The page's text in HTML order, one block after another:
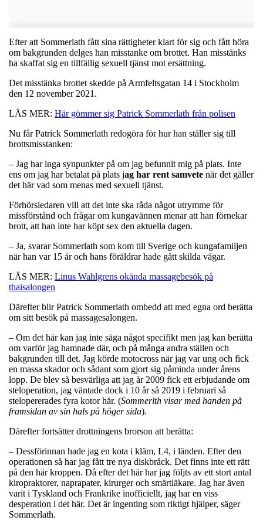
Efter att Sommerlath fått sina rättigheter klart för sig och fått höra
om bakgrunden delges han misstanke om brottet. Han misstänks
ha skaffat sig en tillfällig sexuell tjänst mot ersättning.
Det misstänka brottet skedde på Armfeltsgatan 14 i Stockholm
den 12 november 2021.
LÄS MER: Här gömmer sig Patrick Sommerlath från polisen
Nu får Patrick Sommerlath redogöra för hur han ställer sig till
brottsmisstanken:
– Jag har inga synpunkter på om jag befunnit mig på plats. Inte
ens om jag har betalat på plats jag har rent samvete när det gäller
det här vad som menas med sexuell tjänst.
Förhörsledaren vill att det inte ska råda något utrymme för
missförstånd och frågar om kungavännen menar att han förnekar
brott, att han inte har köpt sex den aktuella dagen.
– Ja, svarar Sommerlath som kom till Sverige och kungafamiljen
när han var 15 år och hans föräldrar hade gått skilda vägar.
LÄS MER: Linus Wahlgrens okända massagebesök på
thaisalongen
Därefter blir Patrick Sommerlath ombedd att med egna ord berätta
om sitt besök på massagesalongen.
– Om det här kan jag inte säga något specifikt men jag kan berätta
om varför jag hamnade där, och på många andra ställen och
bakgrunden till det. Jag körde motocross när jag var ung och fick
en massa skador och sådant som gjort sig påminda under årens
lopp. De blev så besvärliga att jag år 2009 fick ett erbjudande om
steloperation, jag väntade dock i 10 år så 2019 i februari så
stelopererades fyra kotor här. (Sommerlth visar med handen på
framsidan av sin hals på höger sida).
Därefter fortsätter drottningens brorson att berätta:
– Dessförinnan hade jag en kota i kläm, L4, i länden. Efter den
operationen så har jag fått tre nya diskbråck. Det finns inte ett rätt
på den här kroppen. Då efter det här har jag följts av ett stort antal
kiropraktorer, naprapater, kirurger och smärtläkare. Jag har även
varit i Tyskland och Frankrike inofficiellt, jag har en viss
desperation i det här. Det är ingenting som riktigt hjälper, säger
Sommerlath.